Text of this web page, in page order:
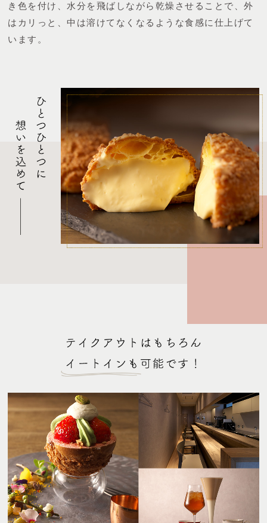
き色を付け、水分を飛ばしながら乾燥させることで、外
はカリっと、中は溶けてなくなるような食感に仕上げて
います。